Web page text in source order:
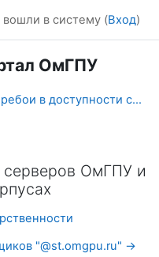
в систему (Вход)
ОмГПУ
Перебои в доступности серверов ОмГПУ и в работе ин...
серверов ОмГПУ и
"@st.omgpu.ru" →